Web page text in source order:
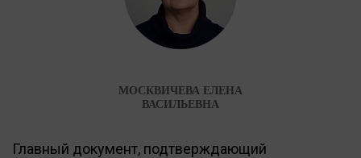
МОСКВИЧЕВА ЕЛЕНА
ВАСИЛЬЕВНА
Главный документ, подтверждающий